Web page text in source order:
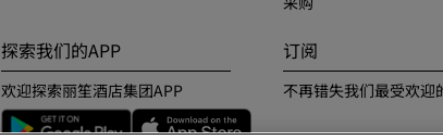
探索我们的APP
欢迎探索丽笙酒店集团APP
订阅
不再错失我们最受欢迎